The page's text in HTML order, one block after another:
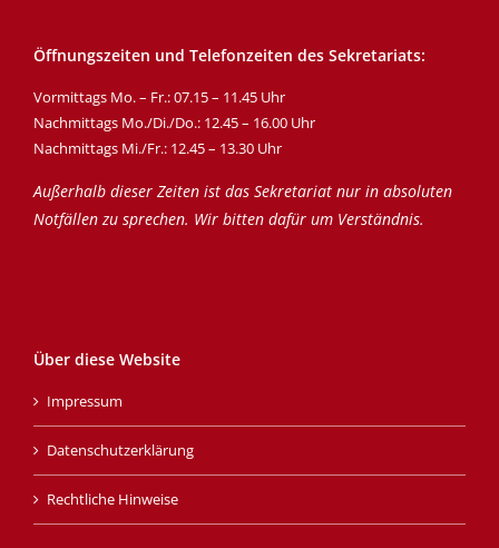
Öffnungszeiten und Telefonzeiten des Sekretariats:
Vormittags Mo. – Fr.: 07.15 – 11.45 Uhr
Nachmittags Mo./Di./Do.: 12.45 – 16.00 Uhr
Nachmittags Mi./Fr.: 12.45 – 13.30 Uhr
Außerhalb dieser Zeiten ist das Sekretariat nur in absoluten
Notfällen zu sprechen. Wir bitten dafür um Verständnis.
Über diese Website
Impressum
Datenschutzerklärung
Rechtliche Hinweise